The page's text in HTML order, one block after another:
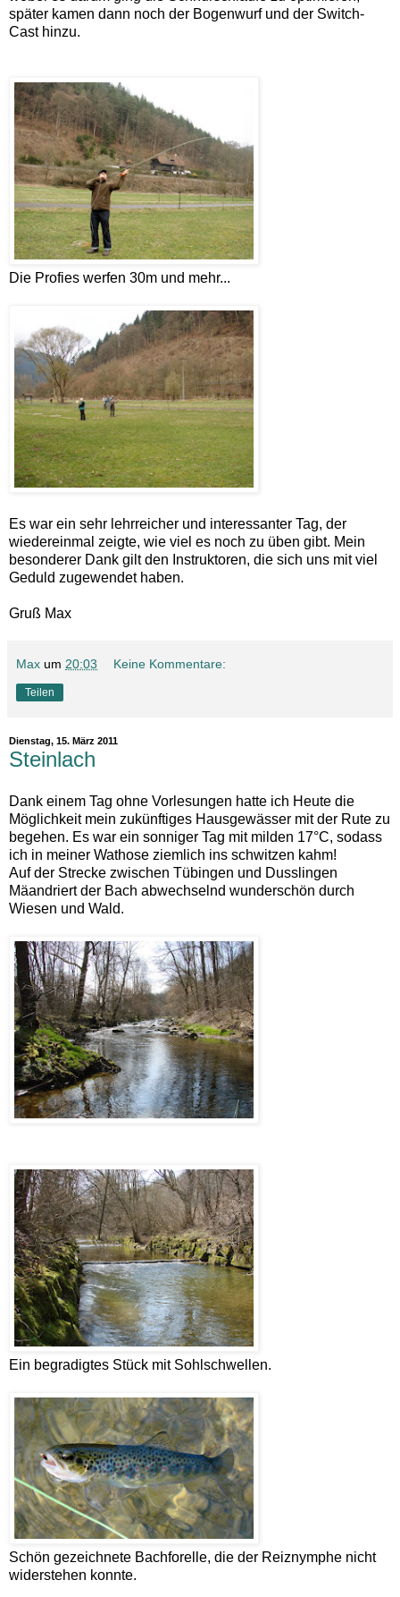
später kamen dann noch der Bogenwurf und der Switch-
Cast hinzu.
Die Profies werfen 30m und mehr...
Es war ein sehr lehrreicher und interessanter Tag, der
wiedereinmal zeigte, wie viel es noch zu üben gibt. Mein
besonderer Dank gilt den Instruktoren, die sich uns mit viel
Geduld zugewendet haben.
Gruß Max
Max um 20:03 Keine Kommentare:
Teilen
Dienstag, 15. März 2011
Steinlach
Dank einem Tag ohne Vorlesungen hatte ich Heute die
Möglichkeit mein zukünftiges Hausgewässer mit der Rute zu
begehen. Es war ein sonniger Tag mit milden 17°C, sodass
ich in meiner Wathose ziemlich ins schwitzen kahm!
Auf der Strecke zwischen Tübingen und Dusslingen
Mäandriert der Bach abwechselnd wunderschön durch
Wiesen und Wald.
Ein begradigtes Stück mit Sohlschwellen.
Schön gezeichnete Bachforelle, die der Reiznymphe nicht
widerstehen konnte.